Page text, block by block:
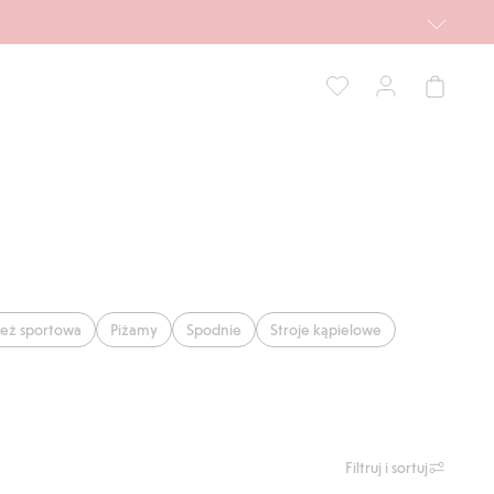
sportowa Piżamy Spodnie
Stroje kąpielowe
Filtruj i sortuj